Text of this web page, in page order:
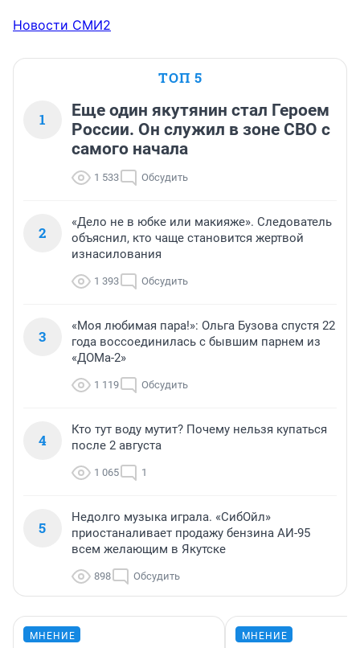
Новости СМИ2
ТОП 5
1
Еще один якутянин стал Героем
России. Он служил в зоне СВО с
самого начала
1 533 Обсудить
2
«Дело не в юбке или макияже». Следователь
объяснил, кто чаще становится жертвой
изнасилования
1 393 Обсудить
3
«Моя любимая пара!»: Ольга Бузова спустя 22
года воссоединилась с бывшим парнем из
«ДОМа-2»
1 119 Обсудить
4
Кто тут воду мутит? Почему нельзя купаться
после 2 августа
1 065 1
5
Недолго музыка играла. «СибОйл»
приостаналивает продажу бензина АИ-95
всем желающим в Якутске
898 Обсудить
МНЕНИЕ МНЕНИЕ